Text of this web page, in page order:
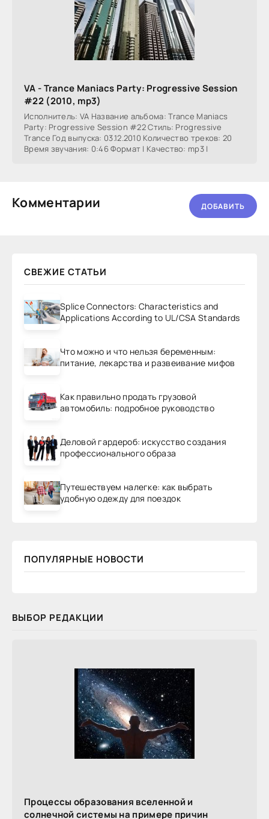
VA - Trance Maniacs Party: Progressive Session
#22 (2010, mp3)
Исполнитель: VA Название альбома: Trance Maniacs
Party: Progressive Session #22 Стиль: Progressive
Trance Год выпуска: 03.12.2010 Количество треков: 20
Время звучания: 0:46 Формат | Качество: mp3 |
Комментарии ДОБАВИТЬ
СВЕЖИЕ СТАТЬИ
Splice Connectors: Characteristics and
Applications According to UL/CSA Standards
Что можно и что нельзя беременным:
питание, лекарства и развеивание мифов
Как правильно продать грузовой
автомобиль: подробное руководство
Деловой гардероб: искусство создания
профессионального образа
Путешествуем налегке: как выбрать
удобную одежду для поездок
ПОПУЛЯРНЫЕ НОВОСТИ
ВЫБОР РЕДАКЦИИ
Процессы образования вселенной и
солнечной системы на примере причин